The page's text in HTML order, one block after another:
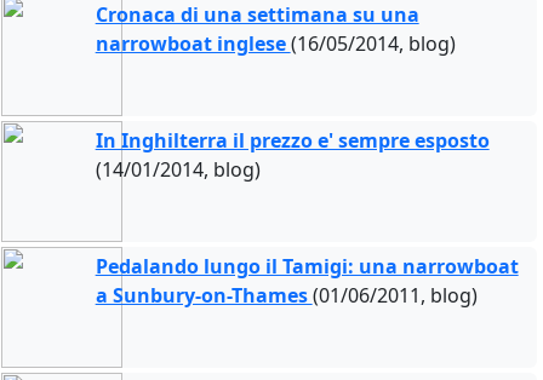
Cronaca di una settimana su una
narrowboat inglese(16/05/2014, blog)
In Inghilterra il prezzo e' sempre esposto
(14/01/2014, blog)
Pedalando lungo il Tamigi: una narrowboat
a Sunbury-on-Thames(01/06/2011, blog)